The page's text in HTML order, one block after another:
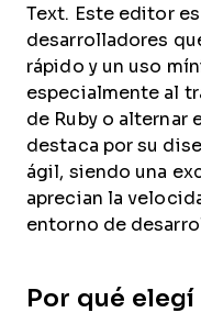
Text. Este editor
desarrolladores
rápido y un uso
especialmente al
de Ruby o alternar
destaca por su
ágil, siendo una
aprecian la
entorno de
Por qué